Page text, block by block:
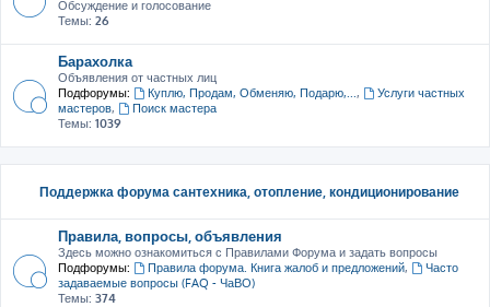
Обсуждение и голосование
Темы: 26
Барахолка
Объявления от частных лиц
Подфорумы:
Куплю, Продам, Обменяю, Подарю,...,
Услуги частных
мастеров,
Поиск мастера
Темы: 1039
Поддержка форума сантехника, отопление, кондиционирование
Правила, вопросы, объявления
Здесь можно ознакомиться с Правилами Форума и задать вопросы
Подфорумы:
Правила форума. Книга жалоб и предложений,
Часто
задаваемые вопросы (FAQ - ЧаВО)
Темы: 374